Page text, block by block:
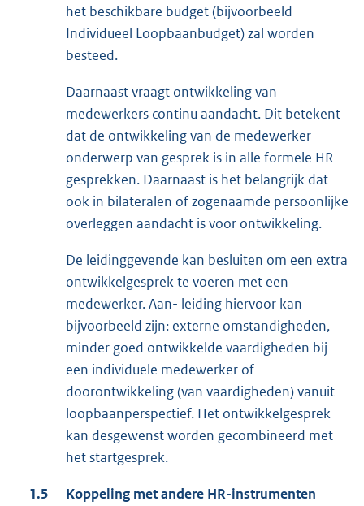
het beschikbare budget (bijvoorbeeld
Individueel Loopbaanbudget) zal worden
besteed.
Daarnaast vraagt ontwikkeling van
medewerkers continu aandacht. Dit betekent
dat de ontwikkeling van de medewerker
onderwerp van gesprek is in alle formele HR-
gesprekken. Daarnaast is het belangrijk dat
ook in bilateralen of zogenaamde persoonlijke
overleggen aandacht is voor ontwikkeling.
De leidinggevende kan besluiten om een extra
ontwikkelgesprek te voeren met een
medewerker. Aan- leiding hiervoor kan
bijvoorbeeld zijn: externe omstandigheden,
minder goed ontwikkelde vaardigheden bij
een individuele medewerker of
doorontwikkeling (van vaardigheden) vanuit
loopbaanperspectief. Het ontwikkelgesprek
kan desgewenst worden gecombineerd met
het startgesprek.
1.5 Koppeling met andere HR-instrumenten